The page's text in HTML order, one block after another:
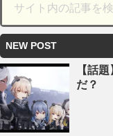
NEW POST
【話
だ？